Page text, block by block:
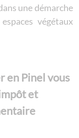
une démarche
végétaux
en Pinel vous
et